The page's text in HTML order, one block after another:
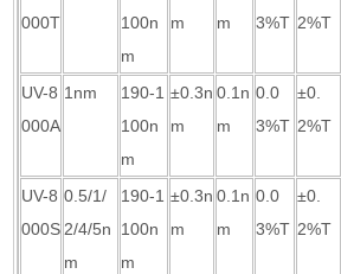
000T
100n
m
m
m
3%T 2%T
UV-8
000A
1nm
190-1
100n
m
±0.3n
m
0.1n
m
0.0
3%T
±0.
2%T
UV-8
000S
0.5/1/
2/4/5n
m
190-1
100n
m
±0.3n
m
0.1n
m
0.0
3%T
±0.
2%T